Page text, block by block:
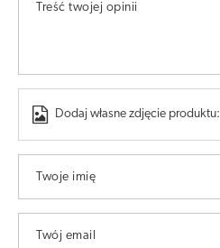
Treść twojej opinii
Dodaj własne zdjęcie produktu:
Twoje imię
Twój email